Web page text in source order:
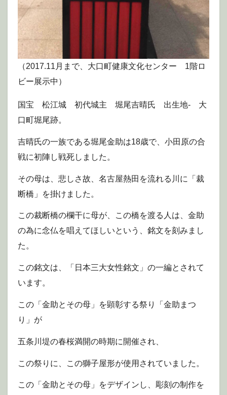
（2017.11月まで、大口町健康文化センター 1階ロ
ビー展示中）
国宝 松江城 初代城主 堀尾吉晴氏 出生地- 大
口町堀尾跡。
吉晴氏の一族である堀尾金助は18歳で、小田原の合
戦に初陣し戦死しました。
その母は、悲しさ故、名古屋熱田を流れる川に「裁
断橋」を掛けました。
この裁断橋の欄干に母が、この橋を渡る人は、金助
の為に念仏を唱えてほしいという、銘文を刻みまし
た。
この銘文は、「日本三大女性銘文」の一編とされて
います。
この「金助とその母」を顕彰する祭り「金助まつ
り」が
五条川堤の春桜満開の時期に開催され、
この祭りに、この獅子屋形が使用されていました。
この「金助とその母」をデザインし、彫刻の制作を